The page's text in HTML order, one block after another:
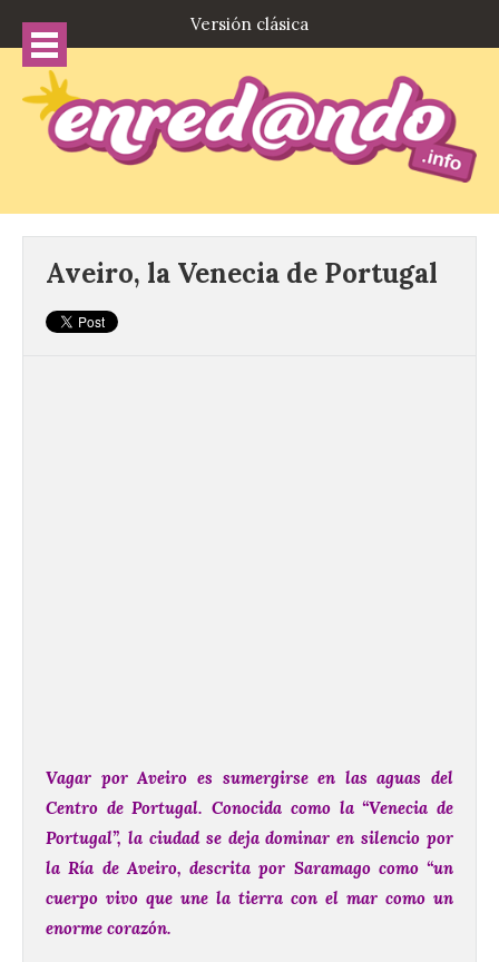
Versión clásica
Aveiro, la Venecia de Portugal
Vagar por Aveiro es sumergirse en las aguas del
Centro de Portugal. Conocida como la “Venecia de
Portugal”, la ciudad se deja dominar en silencio por
la Ría de Aveiro, descrita por Saramago como “un
cuerpo vivo que une la tierra con el mar como un
enorme corazón.